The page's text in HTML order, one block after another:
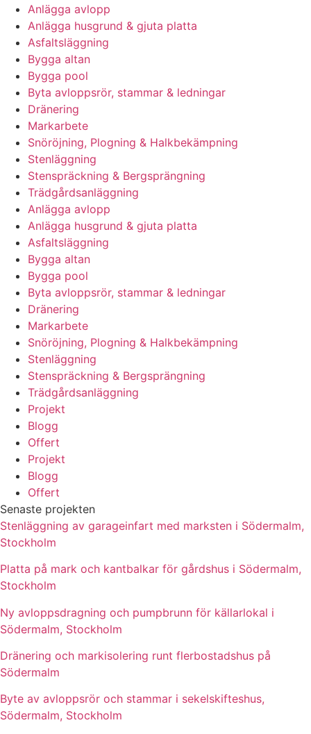
Anlägga avlopp
Anlägga husgrund & gjuta platta
Asfaltsläggning
Bygga altan
Bygga pool
Byta avloppsrör, stammar & ledningar
Dränering
Markarbete
Snöröjning, Plogning & Halkbekämpning
Stenläggning
Stenspräckning & Bergsprängning
Trädgårdsanläggning
Anlägga avlopp
Anlägga husgrund & gjuta platta
Asfaltsläggning
Bygga altan
Bygga pool
Byta avloppsrör, stammar & ledningar
Dränering
Markarbete
Snöröjning, Plogning & Halkbekämpning
Stenläggning
Stenspräckning & Bergsprängning
Trädgårdsanläggning
Projekt
Blogg
Offert
Projekt
Blogg
Offert
Senaste projekten
Stenläggning av garageinfart med marksten i Södermalm,
Stockholm
Platta på mark och kantbalkar för gårdshus i Södermalm,
Stockholm
Ny avloppsdragning och pumpbrunn för källarlokal i
Södermalm, Stockholm
Dränering och markisolering runt flerbostadshus på
Södermalm
Byte av avloppsrör och stammar i sekelskifteshus,
Södermalm, Stockholm